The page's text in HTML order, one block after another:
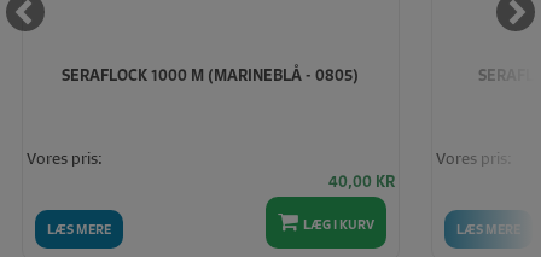
SERAFLOCK 1000 M (MARINEBLÅ - 0805)
LÆS MERE
Vores pris:
40,00 KR
LÆG I KURV LÆS MERE
Vores pris: